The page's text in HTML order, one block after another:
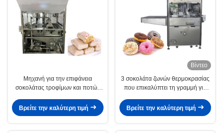
Μηχανή για την επιφάνεια
σοκολάτας τροφίμων και ποτών
Βρείτε την καλύτερη τιμή
Βίντεο
3 σοκολάτα ζωνών θερμοκρασίας
που επικαλύπτει τη γραμμή για
Βρείτε την καλύτερη τιμή